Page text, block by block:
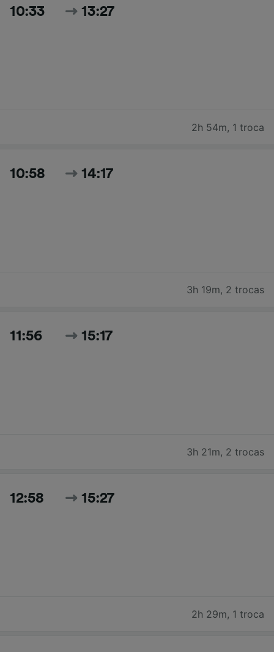
10:33 13:27
2h 54m, 1 troca
10:58 14:17
3h 19m, 2 trocas
11:56 15:17
3h 21m, 2 trocas
12:58 15:27
2h 29m, 1 troca